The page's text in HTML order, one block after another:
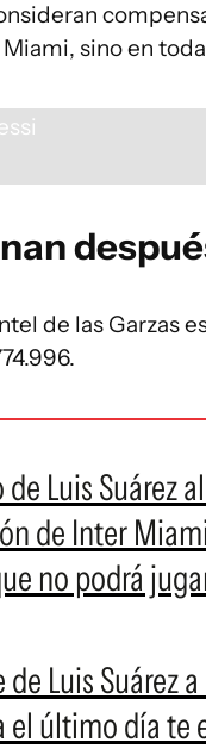
sino en
de las Garzas
Luis Suárez
de Inter
no podrá
Luis Suárez
el último día te